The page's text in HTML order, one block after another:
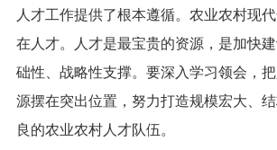
人才工作提供了根本遵循。农业农村现代
在人才。人才是最宝贵的资源，是加快
础性、战略性支撑。要深入学习领会，
源摆在突出位置，努力打造规模宏大、
良的农业农村人才队伍。